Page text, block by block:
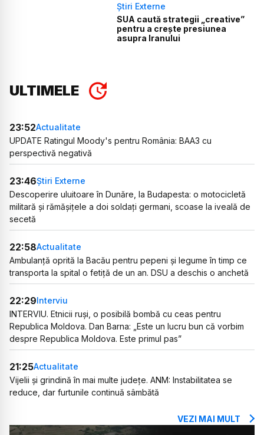
Știri Externe
SUA caută strategii „creative”
pentru a crește presiunea
asupra Iranului
ULTIMELE
23:52Actualitate
UPDATE Ratingul Moody's pentru România: BAA3 cu
perspectivă negativă
23:46Știri Externe
Descoperire uluitoare în Dunăre, la Budapesta: o motocicletă
militară și rămășițele a doi soldați germani, scoase la iveală de
secetă
22:58Actualitate
Ambulanță oprită la Bacău pentru pepeni și legume în timp ce
transporta la spital o fetiță de un an. DSU a deschis o anchetă
22:29Interviu
INTERVIU. Etnicii ruși, o posibilă bombă cu ceas pentru
Republica Moldova. Dan Barna: „Este un lucru bun că vorbim
despre Republica Moldova. Este primul pas”
21:25Actualitate
Vijelii și grindină în mai multe județe. ANM: Instabilitatea se
reduce, dar furtunile continuă sâmbătă
VEZI MAI MULT